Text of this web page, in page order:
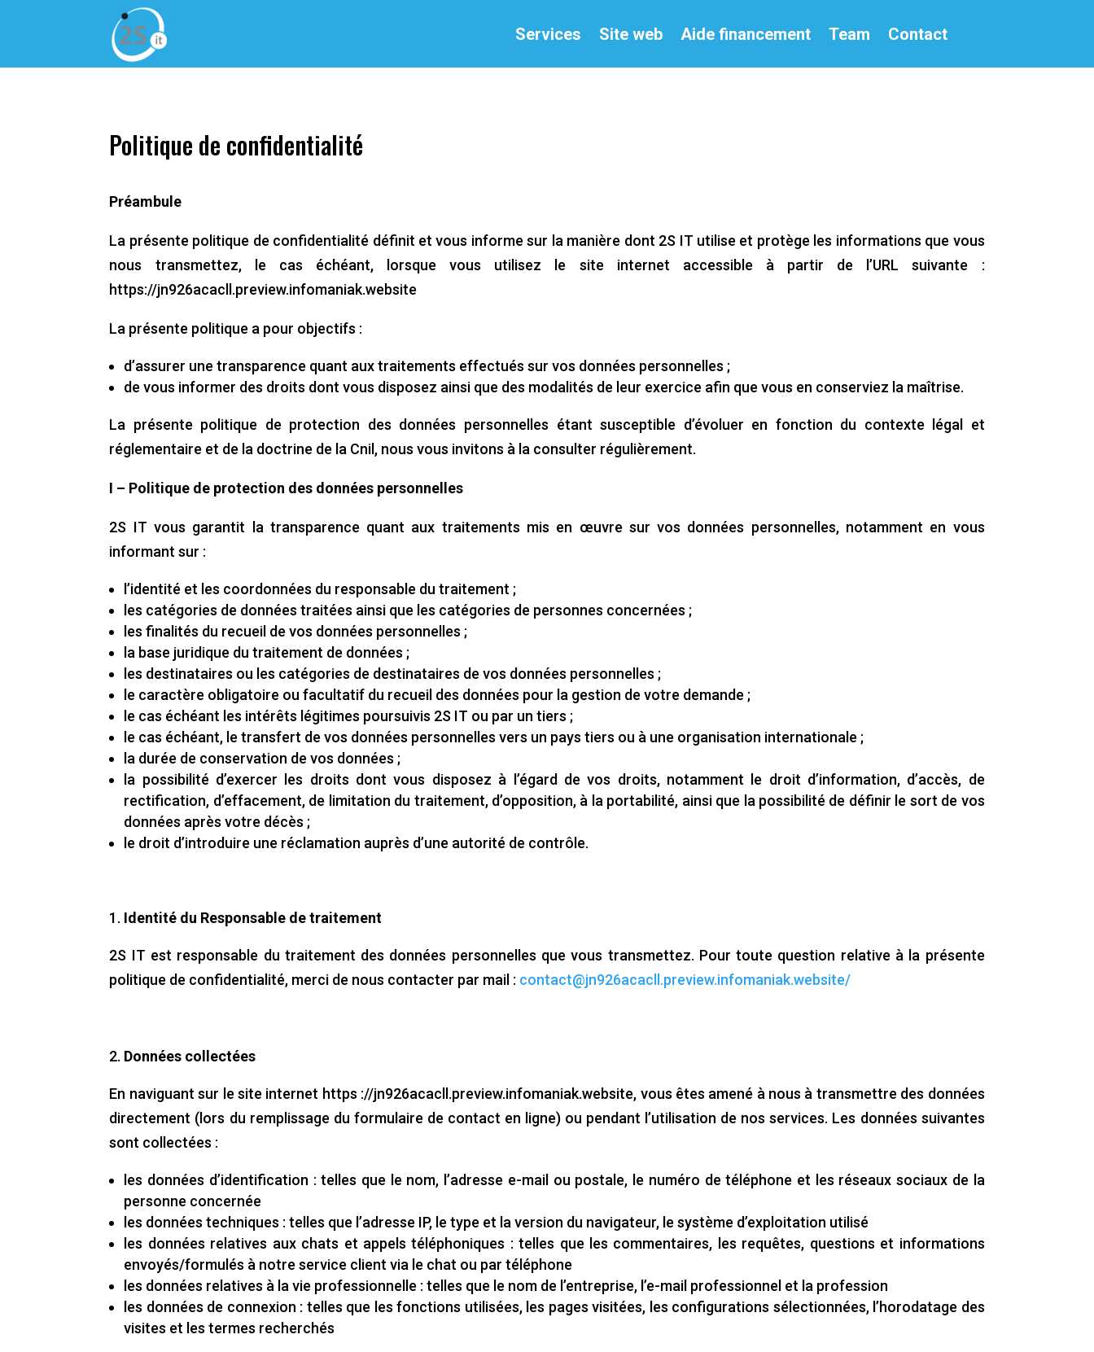
Services Site web Aide financement Team Contact
Politique de confidentialité
Préambule
La présente politique de confidentialité définit et vous informe sur la manière dont 2S IT utilise et protège les informations que vous
nous transmettez, le cas échéant, lorsque vous utilisez le site internet accessible à partir de l’URL suivante :
https://jn926acacll.preview.infomaniak.website
La présente politique a pour objectifs :
d’assurer une transparence quant aux traitements effectués sur vos données personnelles ;
de vous informer des droits dont vous disposez ainsi que des modalités de leur exercice afin que vous en conserviez la maîtrise.
La présente politique de protection des données personnelles étant susceptible d’évoluer en fonction du contexte légal et
réglementaire et de la doctrine de la Cnil, nous vous invitons à la consulter régulièrement.
I – Politique de protection des données personnelles
2S IT vous garantit la transparence quant aux traitements mis en œuvre sur vos données personnelles, notamment en vous
informant sur :
l’identité et les coordonnées du responsable du traitement ;
les catégories de données traitées ainsi que les catégories de personnes concernées ;
les finalités du recueil de vos données personnelles ;
la base juridique du traitement de données ;
les destinataires ou les catégories de destinataires de vos données personnelles ;
le caractère obligatoire ou facultatif du recueil des données pour la gestion de votre demande ;
le cas échéant les intérêts légitimes poursuivis 2S IT ou par un tiers ;
le cas échéant, le transfert de vos données personnelles vers un pays tiers ou à une organisation internationale ;
la durée de conservation de vos données ;
la possibilité d’exercer les droits dont vous disposez à l’égard de vos droits, notamment le droit d’information, d’accès, de
rectification, d’effacement, de limitation du traitement, d’opposition, à la portabilité, ainsi que la possibilité de définir le sort de vos
données après votre décès ;
le droit d’introduire une réclamation auprès d’une autorité de contrôle.
Identité du Responsable de traitement
2S IT est responsable du traitement des données personnelles que vous transmettez. Pour toute question relative à la présente
politique de confidentialité, merci de nous contacter par mail : contact@jn926acacll.preview.infomaniak.website/
Données collectées
En naviguant sur le site internet https ://jn926acacll.preview.infomaniak.website, vous êtes amené à nous à transmettre des données
directement (lors du remplissage du formulaire de contact en ligne) ou pendant l’utilisation de nos services. Les données suivantes
sont collectées :
les données d’identification : telles que le nom, l’adresse e-mail ou postale, le numéro de téléphone et les réseaux sociaux de la
personne concernée
les données techniques : telles que l’adresse IP, le type et la version du navigateur, le système d’exploitation utilisé
les données relatives aux chats et appels téléphoniques : telles que les commentaires, les requêtes, questions et informations
envoyés/formulés à notre service client via le chat ou par téléphone
les données relatives à la vie professionnelle : telles que le nom de l’entreprise, l’e-mail professionnel et la profession
les données de connexion : telles que les fonctions utilisées, les pages visitées, les configurations sélectionnées, l’horodatage des
visites et les termes recherchés
Panneau de gestion des cookies